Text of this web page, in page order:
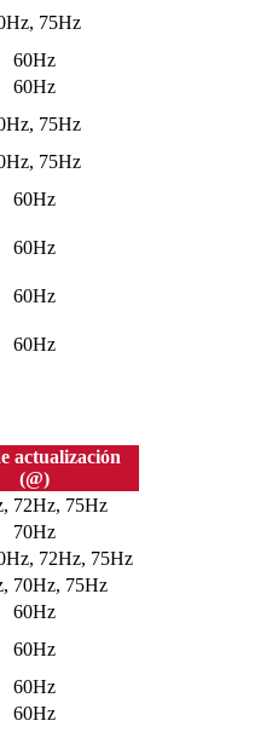
75Hz
60Hz
60Hz
75Hz
75Hz
60Hz
60Hz
60Hz
60Hz
actualización
(@)
72Hz, 75Hz
70Hz
72Hz, 75Hz
70Hz, 75Hz
60Hz
60Hz
60Hz
60Hz